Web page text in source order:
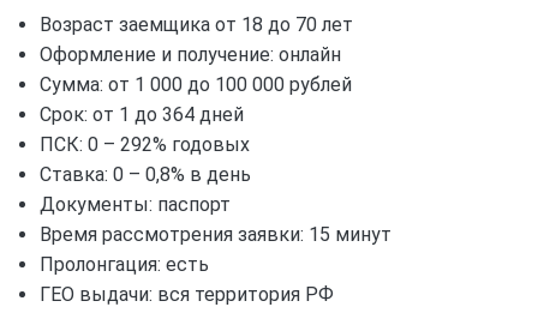
Возраст заемщика от 18 до 70 лет
Оформление и получение: онлайн
Сумма: от 1 000 до 100 000 рублей
Срок: от 1 до 364 дней
ПСК: 0 – 292% годовых
Ставка: 0 – 0,8% в день
Документы: паспорт
Время рассмотрения заявки: 15 минут
Пролонгация: есть
ГЕО выдачи: вся территория РФ